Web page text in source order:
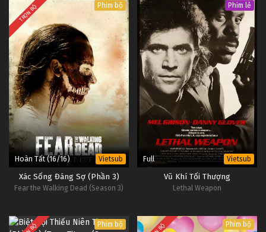
TRỌN BỘ Phim bộ
Hoàn Tất (16/16) Vietsub
Xác Sống Đáng Sợ (Phần 3)
Fear the Walking Dead (Season 3)
Phim lẻ
Full Vietsub
Vũ Khí Tối Thượng
Lethal Weapon
Phim bộ Phim bộ